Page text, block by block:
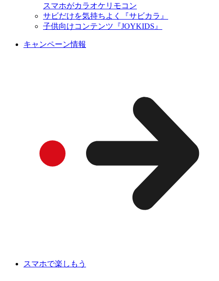
スマホがカラオケリモコン
サビだけを気持ちよく『サビカラ』
子供向けコンテンツ『JOYKIDS』
キャンペーン情報
スマホで楽しもう